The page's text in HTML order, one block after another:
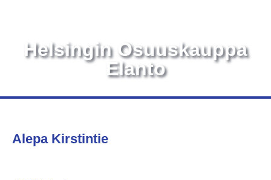
Helsingin Osuuskauppa
Elanto
Alepa Kirstintie